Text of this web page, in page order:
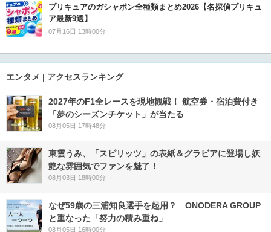
プリキュアのガシャポン全種類まとめ2026【名探偵プリキュ
ア最新9選】
07月16日 13時00分
エンタメ | アクセスランキング
2027年のF1全レースを現地観戦！ 航空券・宿泊費付き
「夢のシーズンチケット」が当たる
08月05日 17時48分
東雲うみ、「スピリッツ」の表紙＆グラビアに登場し妖
艶な雰囲気でファンを魅了！
08月03日 18時00分
なぜ59歳の三浦知良選手を起用？ ONODERA GROUP
と重なった「努力の積み重ね」
08月05日 16時00分